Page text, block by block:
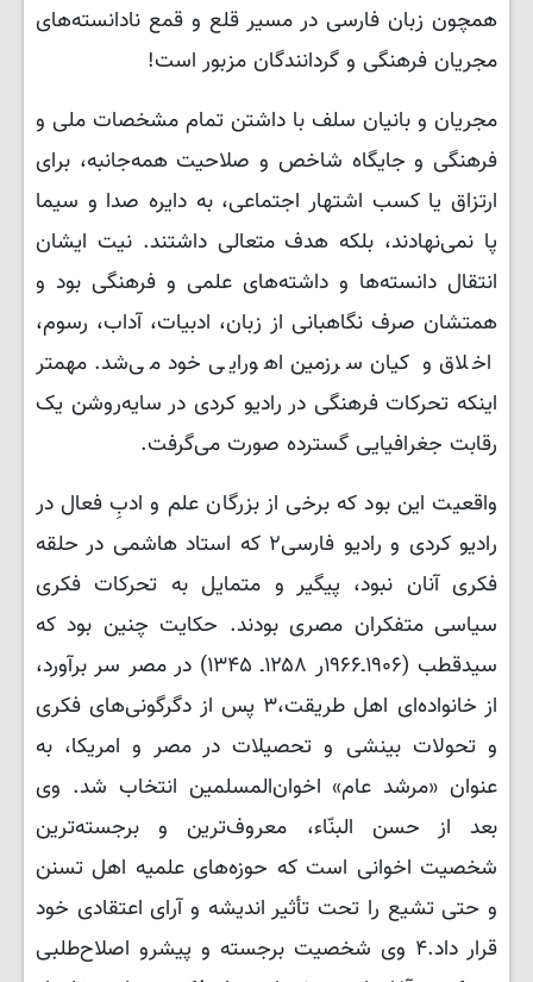
همچون زبان فارسی در مسیر قلع و قمع نادانسته‌های
مجریان فرهنگی و گردانندگان مزبور است!
مجریان و بانیان سلف با داشتن تمام مشخصات ملی و
فرهنگی و جایگاه شاخص و صلاحیت همه‌جانبه، برای
ارتزاق یا کسب اشتهار اجتماعی، به دایره صدا و سیما
پا نمی‌نهادند، بلکه هدف متعالی داشتند. نیت ایشان
انتقال دانسته‌ها و داشته‌های علمی و فرهنگی بود و
همتشان صرف نگاهبانی از زبان، ادبیات، آداب، رسوم،
اخلاق و کیان سرزمین اهورایی خود می‌شد. مهمتر
اینکه تحرکات فرهنگی در رادیو کردی در سایه‌روشن یک
رقابت جغرافیایی گسترده صورت می‌گرفت.
واقعیت این بود که برخی از بزرگان علم و ادبِ فعال در
رادیو کردی و رادیو فارسی۲ که استاد هاشمی در حلقه
فکری آنان نبود، پیگیر و متمایل به تحرکات فکری
سیاسی متفکران مصری بودند. حکایت چنین بود که
سیدقطب (۱۹۰۶ـ۱۹۶۶ر ۱۲۵۸ـ ۱۳۴۵) در مصر سر برآورد،
از خانواده‌ای اهل طریقت،۳ پس از دگرگونی‌های فکری
و تحولات بینشی و تحصیلات در مصر و امریکا، به
عنوان «مرشد عام» اخوان‌المسلمین انتخاب شد. وی
بعد از حسن البنّاء، معروف‌ترین و برجسته‌ترین
شخصیت اخوانی است که حوزه‌های علمیه اهل تسنن
و حتی تشیع را تحت تأثیر اندیشه و آرای اعتقادی خود
قرار داد.۴ وی شخصیت برجسته و پیشرو اصلاح‌طلبی